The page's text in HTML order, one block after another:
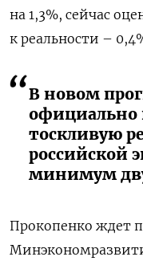
на 1,3%, сейчас
к реальности –
В новом
официально
тоскливую
российской
минимум
Прокопенко ждет